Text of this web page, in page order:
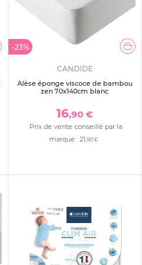
-23%
CANDIDE
Alèse éponge viscoce de bambou
zen 70x140cm blanc
16,90 €
Prix de vente conseillé par la
marque : 21,90 €